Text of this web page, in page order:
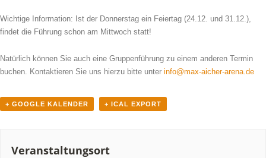
Wichtige Information: Ist der Donnerstag ein Feiertag (24.12. und 31.12.),
findet die Führung schon am Mittwoch statt!
Natürlich können Sie auch eine Gruppenführung zu einem anderen Termin
buchen. Kontaktieren Sie uns hierzu bitte unter info@max-aicher-arena.de
+ GOOGLE KALENDER + ICAL EXPORT
Veranstaltungsort